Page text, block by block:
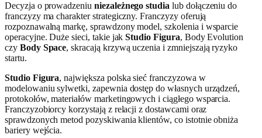
Decyzja o prowadzeniu niezależnego studia lub dołączeniu do
franczyzy ma charakter strategiczny. Franczyzy oferują
rozpoznawalną markę, sprawdzony model, szkolenia i wsparcie
operacyjne. Duże sieci, takie jakStudio Figura, Body Evolution
czy Body Space, skracają krzywą uczenia i zmniejszają ryzyko
startu.
Studio Figura, największa polska sieć franczyzowa w
modelowaniu sylwetki, zapewnia dostęp do własnych urządzeń,
protokołów, materiałów marketingowych i ciągłego wsparcia.
Franczyzobiorcy korzystają z relacji z dostawcami oraz
sprawdzonych metod pozyskiwania klientów, co istotnie obniża
bariery wejścia.